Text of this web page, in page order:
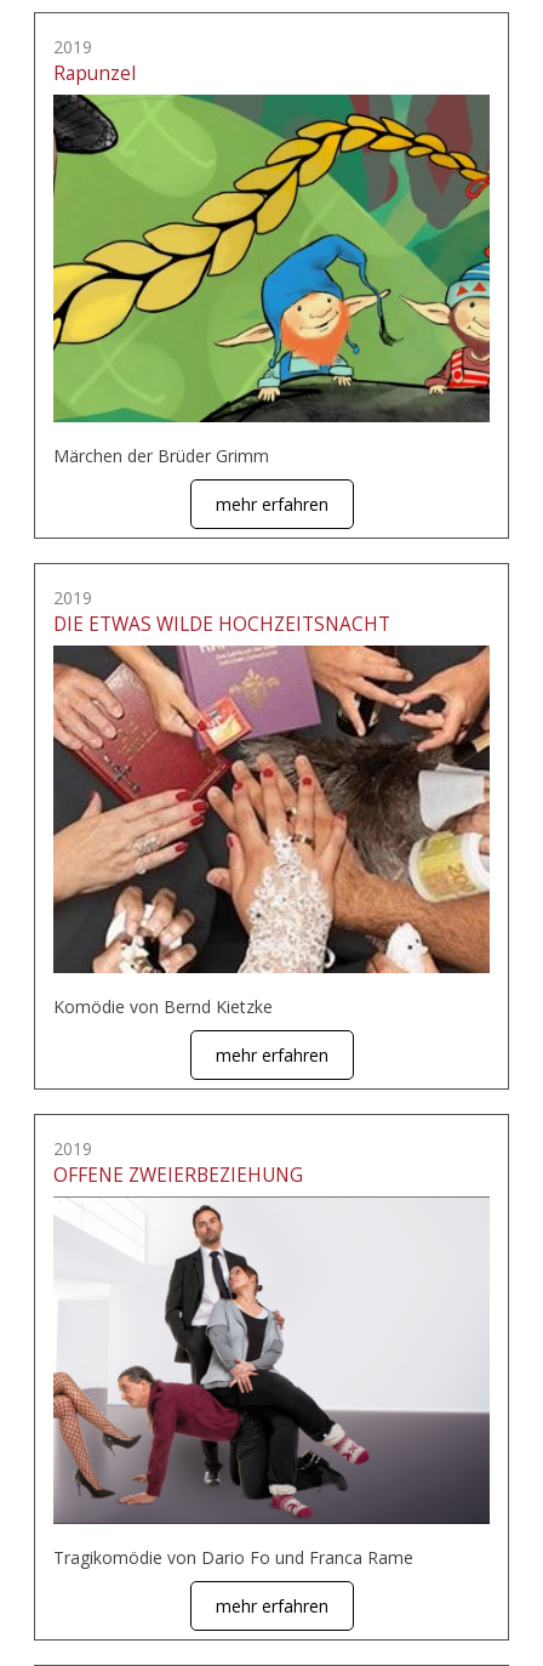
2019
Rapunzel
Märchen der Brüder Grimm
mehr erfahren
2019
DIE ETWAS WILDE HOCHZEITSNACHT
Komödie von Bernd Kietzke
mehr erfahren
2019
OFFENE ZWEIERBEZIEHUNG
Tragikomödie von Dario Fo und Franca Rame
mehr erfahren